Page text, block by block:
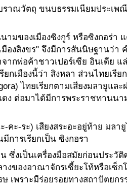
าณวัตถุ ขนบธรรมเนียมประเพ
ามของเมืองซิงกูร์ หรือซิงกอร่า
องสิงขร" จึงมีการสันนิษฐานว่า
ากพ่อค้าชาวเปอร์เซีย อินเดีย แ
กเมืองนี้ว่า สิงหลา ส่วนไทยเรีย
ไทยเรียกตามเสียงมลายูและ
ง ต่อมาได้มีการพระราชทานนา
ะ-ระ) เสียงสระอะอยู่ท้าย มลา
การเรียกเป็น ซิงกอรา
งเป็นเครื่องมือสมัยก่อนประวัติ
งของอาณาจักรเซี้ยะโท้หรือเซ็ก
เพราะมีร่อยรอยทางสถาปัตยกร